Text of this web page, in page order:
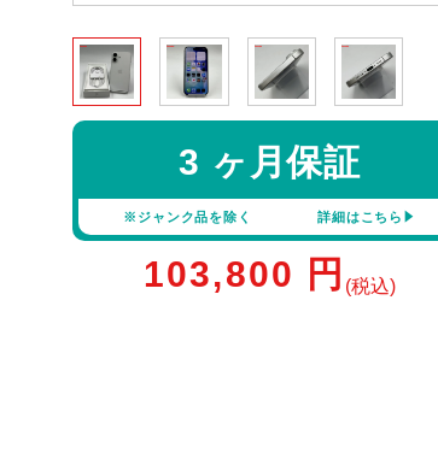
3 ヶ月保証
※ジャンク品を除く 詳細はこちら
103,800 円 (税込)